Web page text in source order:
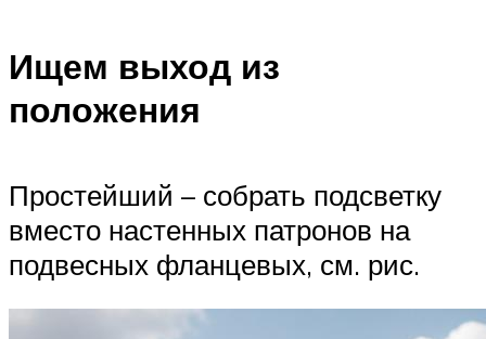
Ищем выход из
положения
Простейший – собрать подсветку
вместо настенных патронов на
подвесных фланцевых, см. рис.